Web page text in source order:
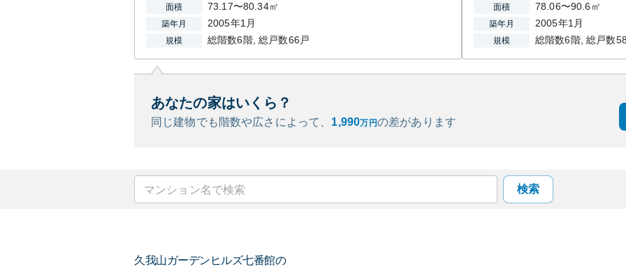
面積 73.17〜80.34㎡
築年月 2005年1月
規模 総階数6階, 総戸数66戸
面積 78.06〜90.6㎡
築年月 2005年1月
規模 総階数6階, 総戸数
あなたの家はいくら？
同じ建物でも階数や広さによって、 1,990万円の差があります
検索
久我山ガーデンヒルズ七番館の